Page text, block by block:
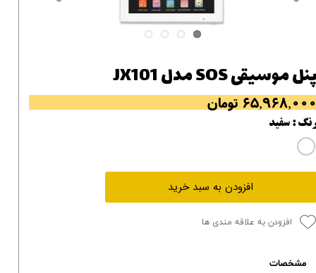
پنل موسیقی SOS مدل JX101
۶۵,۹۶۸,۰۰۰ تومان
رنگ: سفید
افزودن به سبد خرید
افزودن به علاقه مندی ها
مشخصات